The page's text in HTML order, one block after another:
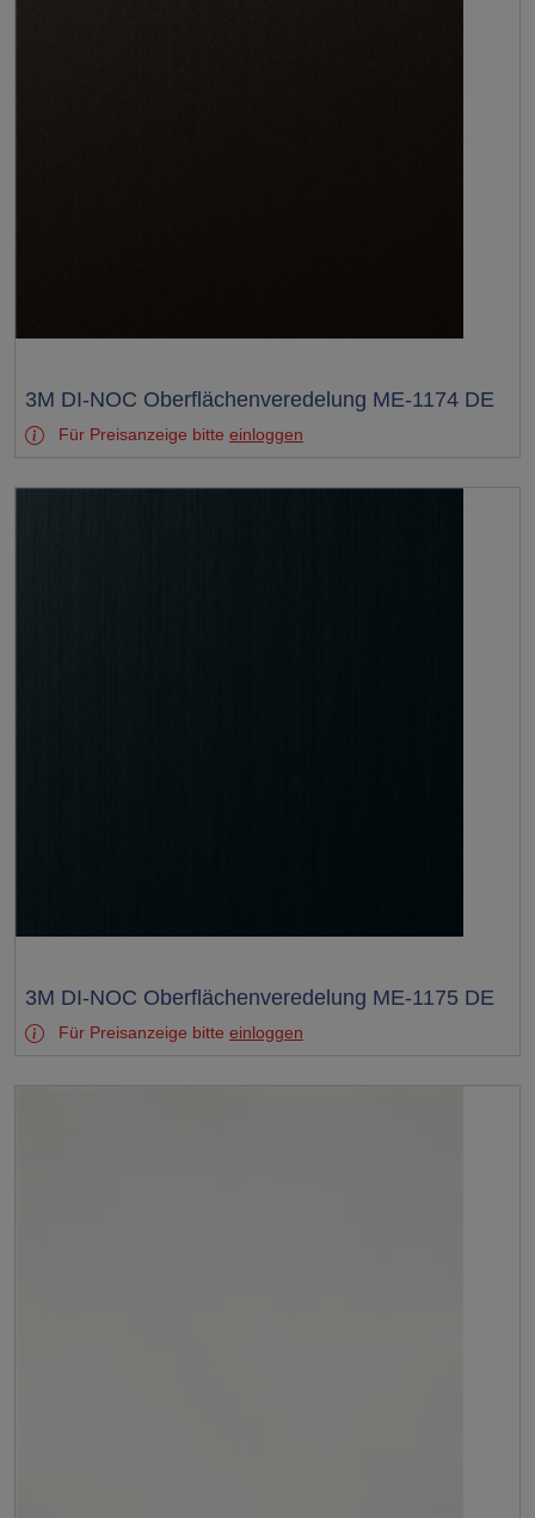
Test
3M DI-NOC Oberflächenveredelung ME-1174 DE
Für Preisanzeige bitte einloggen
Test
3M DI-NOC Oberflächenveredelung ME-1175 DE
Für Preisanzeige bitte einloggen